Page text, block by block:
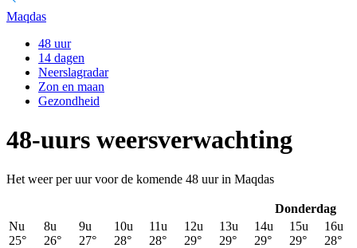
Maqdas
48 uur
14 dagen
Neerslagradar
Zon en maan
Gezondheid
48-uurs weersverwachting
Het weer per uur voor de komende 48 uur in Maqdas
Donderdag
Nu
25°
8u
26°
9u
27°
10u
28°
11u
28°
12u
29°
13u
29°
14u
29°
15u
29°
16u
28°